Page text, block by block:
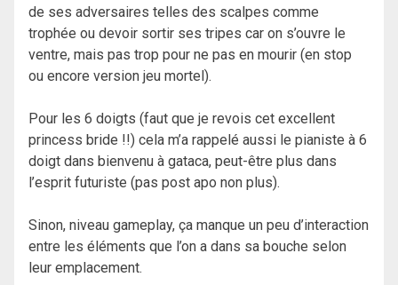
de ses adversaires telles des scalpes comme
trophée ou devoir sortir ses tripes car on s’ouvre le
ventre, mais pas trop pour ne pas en mourir (en stop
ou encore version jeu mortel).
Pour les 6 doigts (faut que je revois cet excellent
princess bride !!) cela m’a rappelé aussi le pianiste à 6
doigt dans bienvenu à gataca, peut-être plus dans
l’esprit futuriste (pas post apo non plus).
Sinon, niveau gameplay, ça manque un peu d’interaction
entre les éléments que l’on a dans sa bouche selon
leur emplacement.